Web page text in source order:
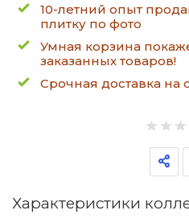
10-летний опыт
плитку по фото
Умная корзина
заказанных товаров!
Срочная доставка
Характеристики